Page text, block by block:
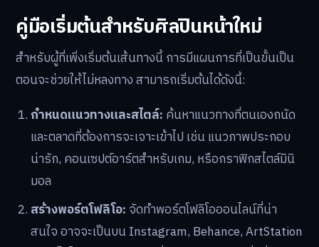
เบื้องต้น เพื่อปกป้องผลประโยชน์ของตนเองและทำงาน
อย่างเป็นมืออาชีพ
กลยุทธ์หลายช่องทาง (Multi-channel Strategy):
การไม่พึ่งพาแพลตฟอร์มใดแพลตฟอร์มหนึ่งเพียงแห่ง
เดียว แต่กระจายการขายและโปรโมตผลงานไปในหลายๆ ที่
จะช่วยลดความเสี่ยงและเพิ่มโอกาสในการเข้าถึงลูกค้า
กลุ่มใหม่ๆ
คู่มือเริ่มต้นสำหรับศิลปินหน้าใหม่
สำหรับผู้ที่เพิ่งเริ่มต้นเส้นทางนี้ การมีแผนการที่เป็นขั้นเป็น